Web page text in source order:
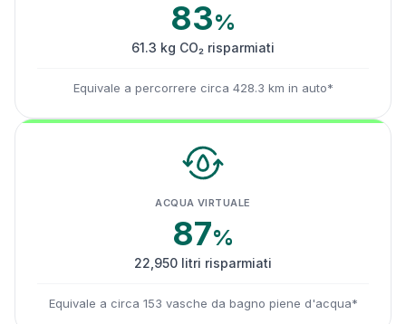
83%
61.3 kg CO₂ risparmiati
Equivale a percorrere circa 428.3 km in auto*
ACQUA VIRTUALE
87%
22,950 litri risparmiati
Equivale a circa 153 vasche da bagno piene d'acqua*